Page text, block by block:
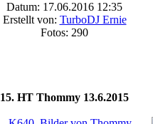
Datum: 17.06.2016 12:35
Erstellt von: TurboDJ Ernie
Fotos: 290
15. HT Thommy 13.6.2015